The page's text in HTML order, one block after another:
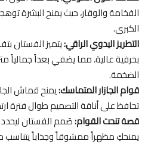
الفخامة والوقار، حيث يمنح البشرة
الكبرى.
التطريز اليدوي الراقي:يتميز الفستان
بحرفية عالية، مما يضفي بعداً جمالياً
الضخمة.
قوام الجازار المتماسك:يمنح قماش
تحافظ على أناقة التصميم طوال فترة
قصة تنحت القوام:صُمم الفستان
يمنحكِ مظهراً ممشوقاً وجذاباً